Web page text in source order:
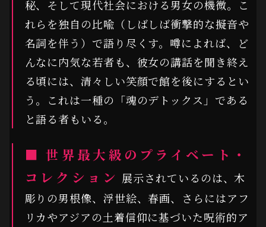
秘、そして現代社会における男女の機微。こ
れらを独自の比喩（しばしば衝撃的な擬音や
名詞を伴う）で語り尽くす。噂によれば、ど
んなに内気な若者も、彼女の講話を聞き終え
る頃には、清々しい笑顔で館を後にするとい
う。これは一種の「魂のデトックス」である
と語る者もいる。
■ 世界最大級のプライベート・
コレクション 展示されているのは、木
彫りの男根像、浮世絵、春画、さらにはアフ
リカやアジアの土着信仰に基づいた呪術的ア